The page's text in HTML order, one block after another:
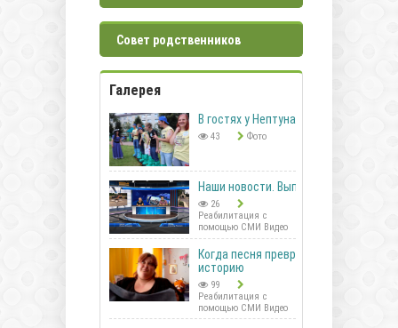
Совет родственников
Галерея
В гостях у Нептуна
43 Фото
Наши новости. Выпуск 41
26
Реабилитация с
помощью СМИ Видео
Когда песня превращается в
историю
99
Реабилитация с
помощью СМИ Видео